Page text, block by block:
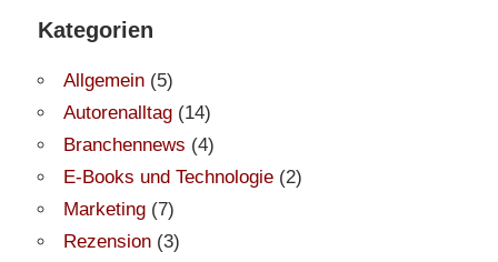
Kategorien
Allgemein (5)
Autorenalltag (14)
Branchennews (4)
E-Books und Technologie (2)
Marketing (7)
Rezension (3)